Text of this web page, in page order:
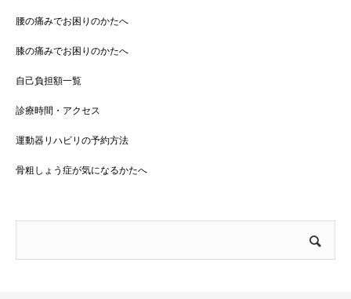
腰の痛みでお困りのかたへ
膝の痛みでお困りのかたへ
自己負担額一覧
診療時間・アクセス
運動器リハビリの予約方法
骨粗しょう症が気になるかたへ